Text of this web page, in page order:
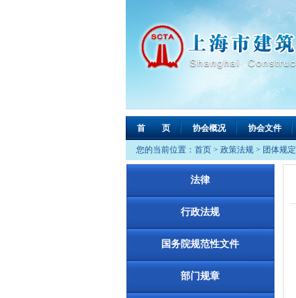
首 页 协会概况 协会文件
您的当前位置： 首页 > 政策法规 > 团体规定
法律
行政法规
国务院规范性文件
部门规章